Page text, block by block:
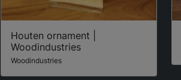
Houten ornament |
Woodindustries
Woodindustries